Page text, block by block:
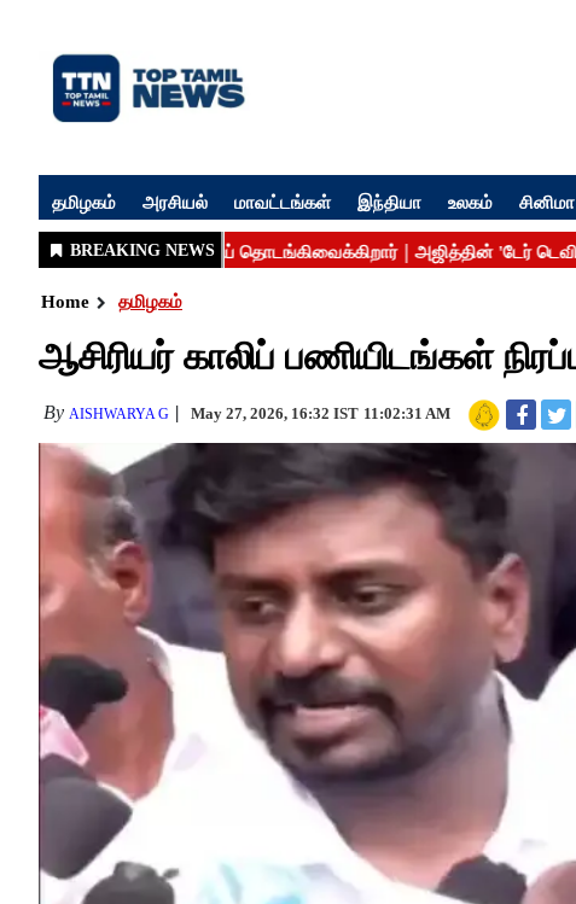
தமிழகம் அரசியல் மாவட்டங்கள் இந்தியா உலகம் சினிமா
Home தமிழகம்
ஆசிரியர் காலிப் பணியிடங்கள்
By AISHWARYA G May 27, 2026, 16:32 IST 11:02:31 AM